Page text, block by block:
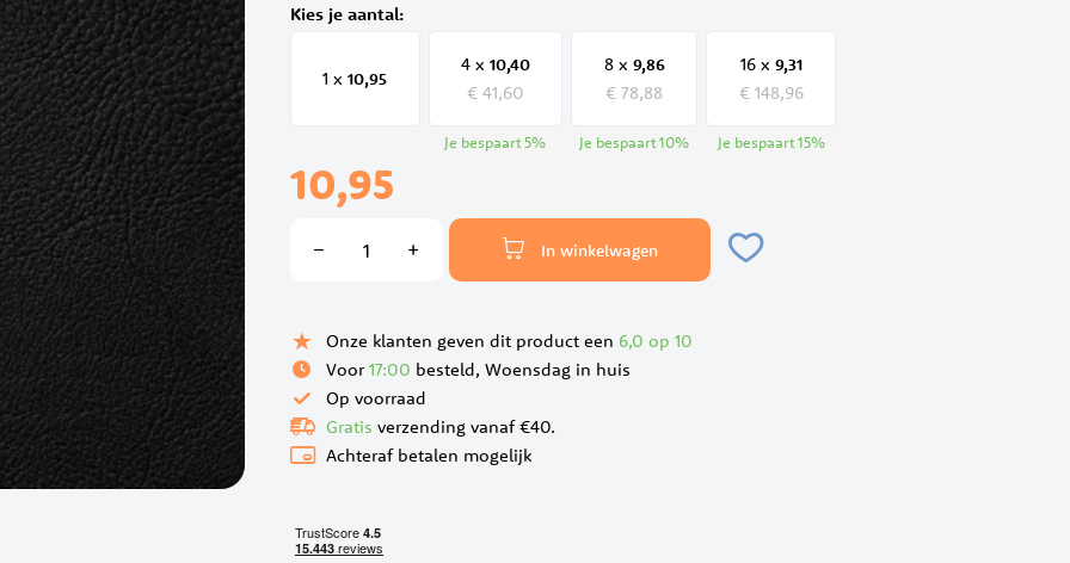
10,95
Kies je aantal:
1 x10,95
4 x 10,40
€ 41,60
Je bespaart 5%
8 x 9,86
€ 78,88
Je bespaart10%
16 x 9,31
€ 148,96
Je bespaart15%
In winkelwagen
Onze klanten geven dit product een 6,0 op 10
Voor 17:00 besteld, Woensdag in huis
Op voorraad
Gratis verzending vanaf €40.
Achteraf betalen mogelijk